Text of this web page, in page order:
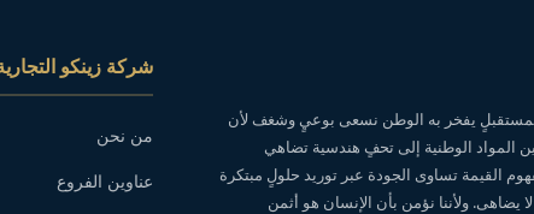
يفخر به الوطن نسعى بوعيٍ وشغف لأن
المواد الوطنية إلى تحفٍ هندسية تضاهي
القيمة تساوى الجودة عبر توريد حلولٍ مبتكرة
يضاهى. ولأننا نؤمن بأن الإنسان هو أثمن
شركة زينكو
من نحن
عناوين الفروع